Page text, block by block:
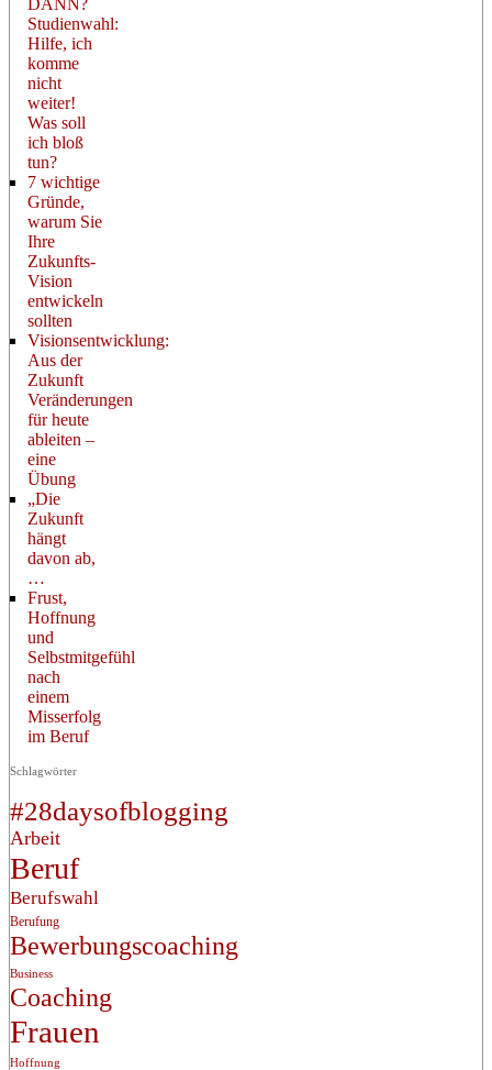
Studienwahl:
Hilfe, ich
komme
nicht
weiter!
Was soll
ich bloß
tun?
7 wichtige
Gründe,
warum Sie
Ihre
Zukunfts-
Vision
entwickeln
sollten
Visionsentwicklung:
Aus der
Zukunft
Veränderungen
für heute
ableiten –
eine
Übung
„Die
Zukunft
hängt
davon ab,
…
Frust,
Hoffnung
und
Selbstmitgefühl
nach
einem
Misserfolg
im Beruf
Schlagwörter
#28daysofblogging
Arbeit
Beruf
Berufswahl
Berufung
Bewerbungscoaching
Business
Coaching
Frauen
Hoffnung